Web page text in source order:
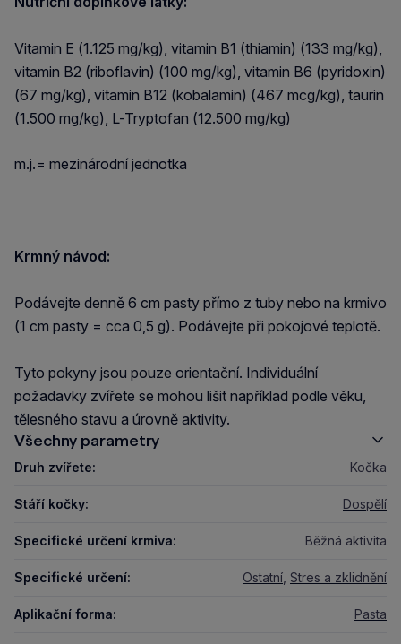
Vitamin E (1.125 mg/kg), vitamin B1 (thiamin) (133 mg/kg),
vitamin B2 (riboflavin) (100 mg/kg), vitamin B6 (pyridoxin)
(67 mg/kg), vitamin B12 (kobalamin) (467 mcg/kg), taurin
(1.500 mg/kg), L-Tryptofan (12.500 mg/kg)
m.j.= mezinárodní jednotka
Krmný návod:
Podávejte denně 6 cm pasty přímo z tuby nebo na krmivo
(1 cm pasty = cca 0,5 g). Podávejte při pokojové teplotě.
Tyto pokyny jsou pouze orientační. Individuální
požadavky zvířete se mohou lišit například podle věku,
tělesného stavu a úrovně aktivity.
Všechny parametry
Druh zvířete: Kočka
Stáří kočky: Dospělí
Specifické určení krmiva: Běžná aktivita
Specifické určení: Ostatní Stres a zklidnění
Aplikační forma: Pasta